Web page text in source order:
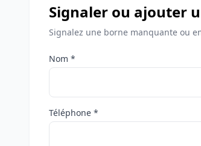
Signaler ou ajouter
Signalez une borne manquante ou
Nom *
Téléphone *